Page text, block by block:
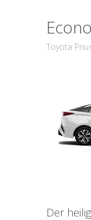
Toyota
Der